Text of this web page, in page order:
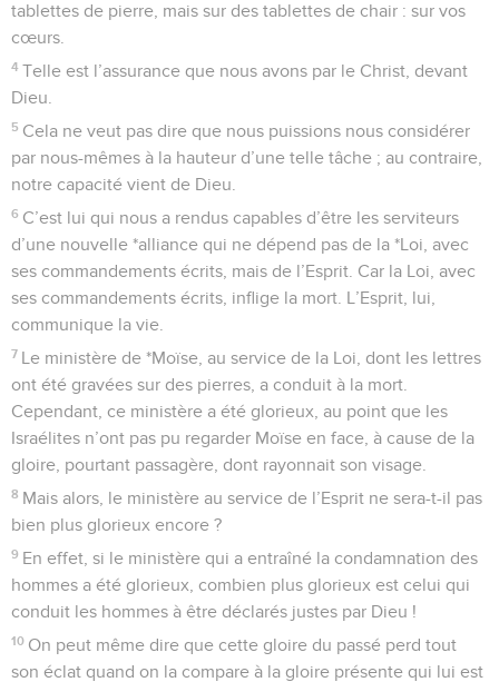
tablettes de pierre, mais sur des tablettes de chair : sur vos
cœurs.
4 Telle est l’assurance que nous avons par le Christ, devant
Dieu.
5 Cela ne veut pas dire que nous puissions nous considérer
par nous-mêmes à la hauteur d’une telle tâche ; au contraire,
notre capacité vient de Dieu.
6 C’est lui qui nous a rendus capables d’être les serviteurs
d’une nouvelle *alliance qui ne dépend pas de la *Loi, avec
ses commandements écrits, mais de l’Esprit. Car la Loi, avec
ses commandements écrits, inflige la mort. L’Esprit, lui,
communique la vie.
7 Le ministère de *Moïse, au service de la Loi, dont les lettres
ont été gravées sur des pierres, a conduit à la mort.
Cependant, ce ministère a été glorieux, au point que les
Israélites n’ont pas pu regarder Moïse en face, à cause de la
gloire, pourtant passagère, dont rayonnait son visage.
8 Mais alors, le ministère au service de l’Esprit ne sera-t-il pas
bien plus glorieux encore ?
9 En effet, si le ministère qui a entraîné la condamnation des
hommes a été glorieux, combien plus glorieux est celui qui
conduit les hommes à être déclarés justes par Dieu !
10 On peut même dire que cette gloire du passé perd tout
son éclat quand on la compare à la gloire présente qui lui est